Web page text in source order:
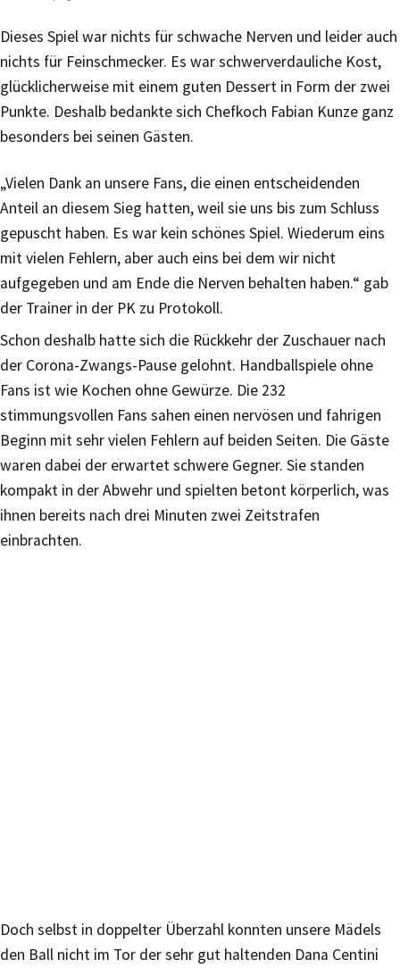
Dieses Spiel war nichts für schwache Nerven und leider auch
nichts für Feinschmecker. Es war schwerverdauliche Kost,
glücklicherweise mit einem guten Dessert in Form der zwei
Punkte. Deshalb bedankte sich Chefkoch Fabian Kunze ganz
besonders bei seinen Gästen.
„Vielen Dank an unsere Fans, die einen entscheidenden
Anteil an diesem Sieg hatten, weil sie uns bis zum Schluss
gepuscht haben. Es war kein schönes Spiel. Wiederum eins
mit vielen Fehlern, aber auch eins bei dem wir nicht
aufgegeben und am Ende die Nerven behalten haben.“ gab
der Trainer in der PK zu Protokoll.
Schon deshalb hatte sich die Rückkehr der Zuschauer nach
der Corona-Zwangs-Pause gelohnt. Handballspiele ohne
Fans ist wie Kochen ohne Gewürze. Die 232
stimmungsvollen Fans sahen einen nervösen und fahrigen
Beginn mit sehr vielen Fehlern auf beiden Seiten. Die Gäste
waren dabei der erwartet schwere Gegner. Sie standen
kompakt in der Abwehr und spielten betont körperlich, was
ihnen bereits nach drei Minuten zwei Zeitstrafen
einbrachten.
Doch selbst in doppelter Überzahl konnten unsere Mädels
den Ball nicht im Tor der sehr gut haltenden Dana Centini